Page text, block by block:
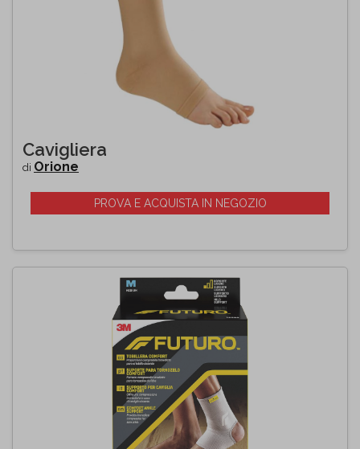
Cavigliera
di Orione
PROVA E ACQUISTA IN NEGOZIO